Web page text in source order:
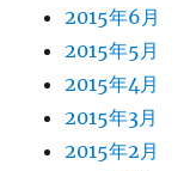
2015年6月
2015年5月
2015年4月
2015年3月
2015年2月